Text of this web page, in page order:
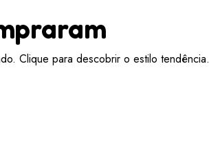
Clique para descobrir o estilo tendência.